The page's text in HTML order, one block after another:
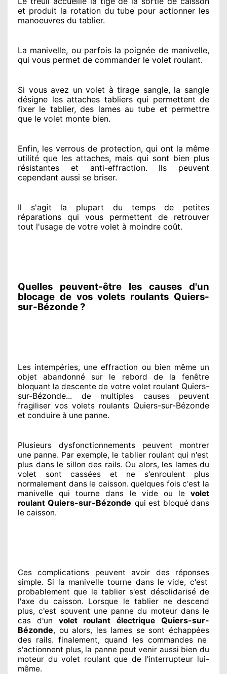
et produit la rotation du tube pour actionner les
manoeuvres du tablier.
La manivelle, ou parfois la poignée de manivelle,
qui vous permet de commander le volet roulant.
Si vous avez un volet à tirage sangle, la sangle
désigne les attaches tabliers qui permettent de
fixer le tablier, des lames au tube et permettre
que le volet monte bien.
Enfin, les verrous de protection, qui ont la même
utilité que les attaches, mais qui sont bien plus
résistantes et anti-effraction. Ils peuvent
cependant aussi se briser.
Il s'agit la plupart du tempsde petites
réparations qui vous permettent de retrouver
tout l'usage de votre volet à moindre coût.
Quelles peuvent-être les causes d'un
blocage de vos volets roulants Quiers-
sur-Bézonde ?
Les intempéries, une effraction ou bien même un
objet abandonné sur le rebord de la fenêtre
bloquant la descente de votre volet roulant Quiers-
sur-Bézonde... de multiples causes peuvent
fragiliser vos volets roulants Quiers-sur-Bézonde
et conduire à une panne.
Plusieurs dysfonctionnements peuvent montrer
une panne. Par exemple, le tablier roulant qui n'est
plus dans le sillon des rails. Ou alors, les lames du
volet sont cassées et ne s'enroulent plus
normalement dans le caisson. quelques foisc'est la
manivelle qui tourne dans le vide ou le volet
roulantQuiers-sur-Bézonde qui est bloquédans
le caisson.
Ces complications peuvent avoir des réponses
simple. Si la manivelle tourne dans le vide, c'est
probablement que le tablier s'est désolidariséde
l'axe du caisson. Lorsque le tablier ne descend
plus, c'est souvent une panne du moteur dans le
cas d'un volet roulant électriqueQuiers-sur-
Bézonde, ou alors, les lames se sont échappées
des rails. finalement, quand les commandes ne
s'actionnent plus, la panne peut venir aussi bien du
moteur du volet roulant que de l'interrupteur lui-
même.